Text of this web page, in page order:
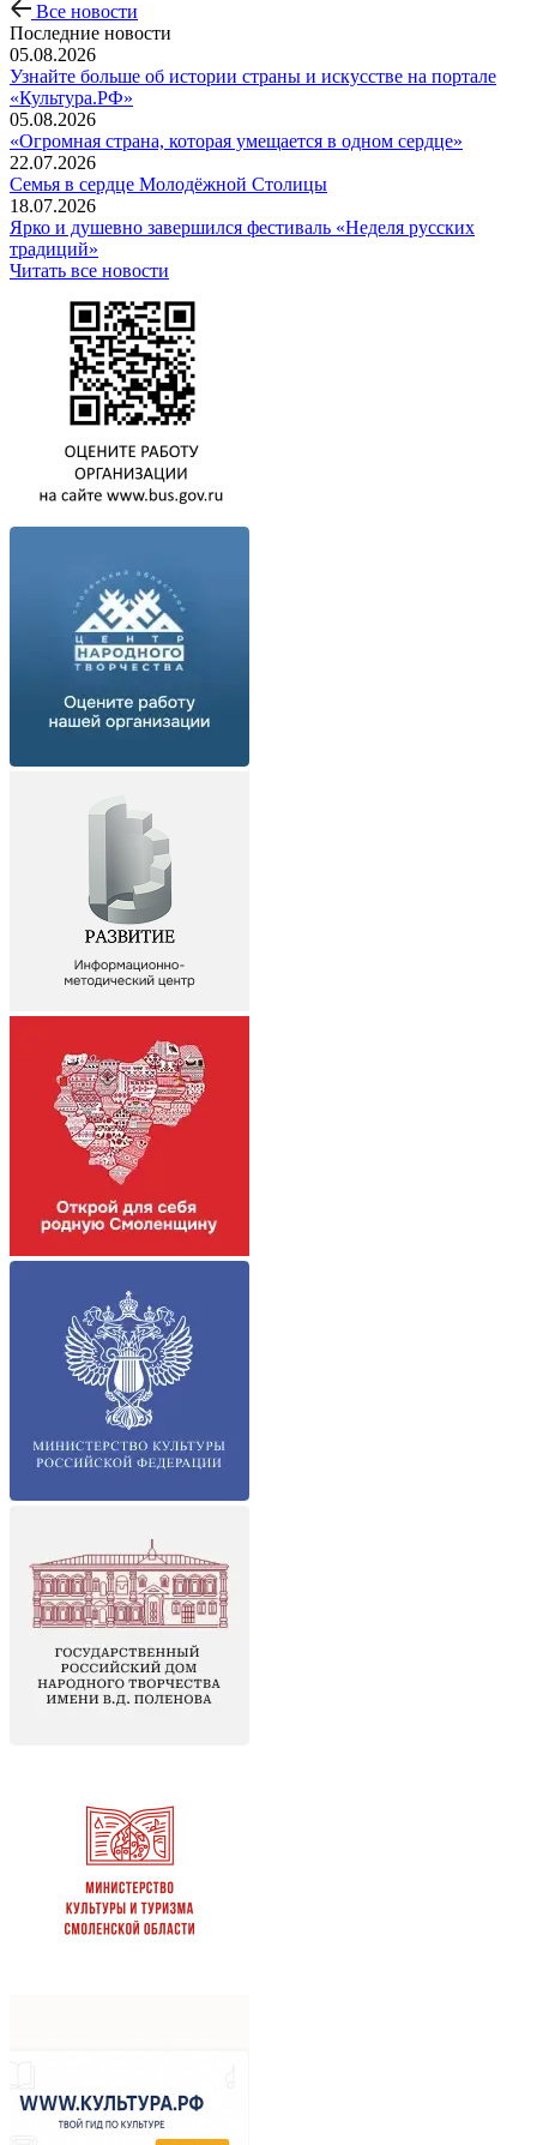
Все новости
Последние новости
05.08.2026
Узнайте больше об истории страны и искусстве на портале
«Культура.РФ»
05.08.2026
«Огромная страна, которая умещается в одном сердце»
22.07.2026
Семья в сердце Молодёжной Столицы
18.07.2026
Ярко и душевно завершился фестиваль «Неделя русских
традиций»
Читать все новости